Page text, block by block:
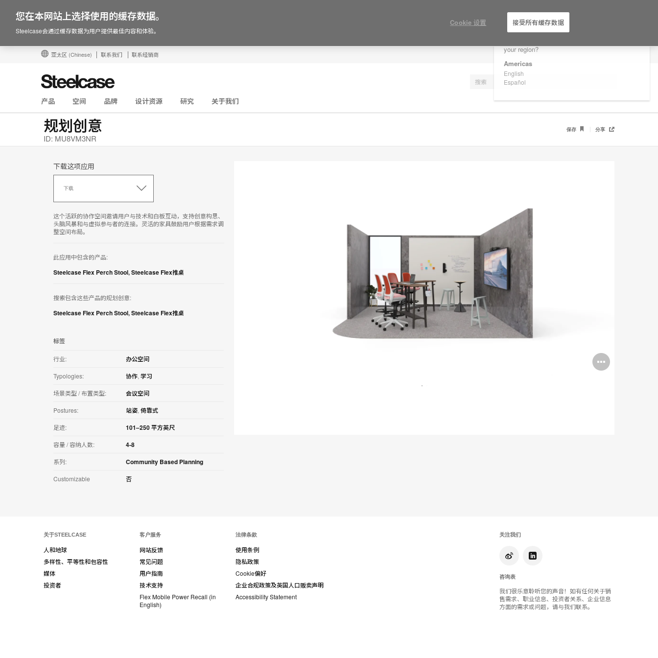
Are you in United States?
your region?
Americas
English
Español
亚太区 (Chinese) 联系我们 联系经销商
产品 空间 品牌 设计资源 研究 关于我们
规划创意
ID: MU8VM3NR
保存 分享
打
下载这项应用
下载
应
用
这个活跃的协作空间邀请用户与技术和白板互动，支持创意构思、
头脑风暴和与虚拟参与者的连接。灵活的家具鼓励用户根据需求调
整空间布局。
此应用中包含的产品:
Steelcase Flex Perch Stool,Steelcase Flex推桌
搜索包含这些产品的规划创意:
Steelcase Flex Perch Stool,Steelcase Flex推桌
标签
行业: 办公空间
Typologies: 协作, 学习
场景类型 / 布置类型: 会议空间
Postures: 站姿, 倚靠式
足迹: 101–250 平方英尺
容量 / 容纳人数: 4-8
系列: Community Based Planning
Customizable 否
关于STEELCASE
人和地球
多样性、平等性和包容性
媒体
投资者
客户服务
网站反馈
常见问题
用户指南
技术支持
Flex Mobile Power Recall (in
English)
法律条款
使用条例
隐私政策
Cookie偏好
企业合规政策及英国人口贩卖声明
Accessibility Statement
关注我们
咨询表
我们很乐意聆听您的声音！如有任何关于销
售需求、职业信息、投资者关系、企业信息
方面的需求或问题，请与我们联系。
您在本网站上选择使用的缓存数据。
Steelcase会通过缓存数据为用户提供最佳内容和体验。
Cookie 设置 接受所有缓存数据